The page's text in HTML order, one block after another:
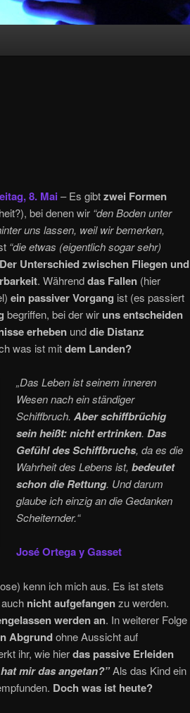
8. Mai– Es gibtzwei Formen
bei denen wir “den Boden unter
uns lassen, weil wir bemerken,
“die etwas (eigentlich sogar sehr)
Der Unterschied zwischen Fliegen und
. Währenddas Fallen (hier
ein passiver Vorgang ist (es passiert
begriffen, bei der wir uns entscheiden
erheben unddie Distanz
was ist mitdem Landen?
„Das Leben ist seinem inneren
Wesen nach ein ständiger
Schiffbruch.Aber schiffbrüchig
sein heißt: nicht ertrinken. Das
Gefühl des Schiffbruchs, da es die
Wahrheit des Lebens ist,bedeutet
schon die Rettung. Und darum
glaube ich einzig an die Gedanken
Scheiternder.“
José Ortega y Gasset
kenn ich mich aus. Es ist stets
nicht aufgefangenzu werden.
werden an. In weiterer Folge
Abgrundohne Aussicht auf
ihr, wie hierdas passive Erleiden
mir das angetan?”Als das Kind ein
Doch was ist heute?